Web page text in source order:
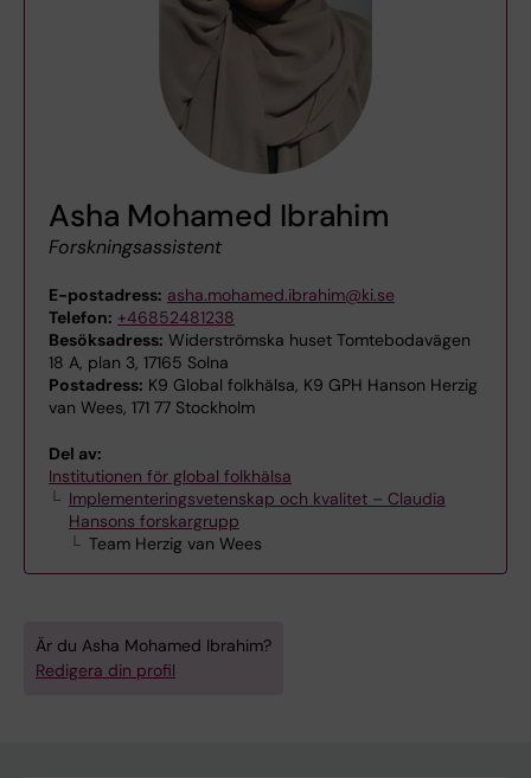
Asha Mohamed Ibrahim
Forskningsassistent
E-postadress: asha.mohamed.ibrahim@ki.se
Telefon: +46852481238
Besöksadress: Widerströmska huset Tomtebodavägen
18 A, plan 3, 17165 Solna
Postadress: K9 Global folkhälsa, K9 GPH Hanson Herzig
van Wees, 171 77 Stockholm
Del av:
Institutionen för global folkhälsa
Implementeringsvetenskap och kvalitet – Claudia
Hansons forskargrupp
Team Herzig van Wees
Är du Asha Mohamed Ibrahim?
Redigera din profil